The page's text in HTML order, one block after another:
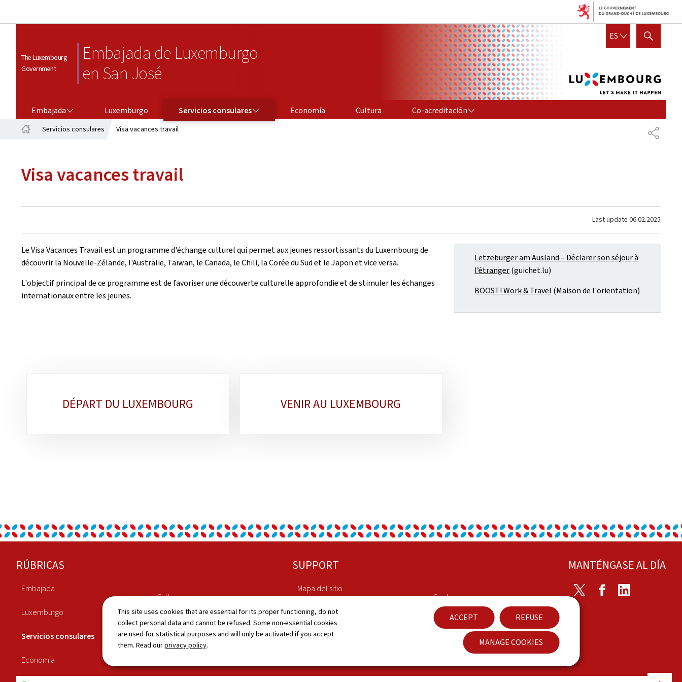
This site uses cookies that are essential for its proper functioning, do not
collect personal data and cannot be refused. Some non-essential cookies
are used for statistical purposes and will only be activated if you accept
them. Read ourprivacy policy.
ACCEPT REFUSE
MANAGE COOKIES
The Luxembourg
Government
Embajada de Luxemburgo
en San José
ES ESPAÑOL
SHOW HIDE SEARCH
Embajada Luxemburgo Servicios consulares Economía Cultura Co-acreditación
Servicios consulares Visa vacances travail
Visa vacances travail
Last update 06.02.2025
Le Visa Vacances Travail est un programme d'échange culturel qui permet aux jeunes ressortissants du Luxembourg de
découvrir la Nouvelle-Zélande, l'Australie, Taïwan, le Canada, le Chili, la Corée du Sud et le Japon et vice versa.
L'objectif principal de ce programme est de favoriser une découverte culturelle approfondie et de stimuler les échanges
internationaux entre les jeunes.
Lëtzeburger am Ausland – Déclarer son séjour à
l’étranger(guichet.lu)
BOOST! Work & Travel (Maison de l'orientation)
sectionsDÉPART DU LUXEMBOURG VENIR AU LUXEMBOURG
Pie
de
RÚBRICAS
Embajada
Luxemburgo
Servicios consulares
Economía
Cultura
Noticias
Publicaciones
SUPPORT
Mapa del sitio
Acerca de
Aviso legal
Contacto
Accesibilidad
MANTÉNGASE AL DÍA
Twitter Facebook
Back